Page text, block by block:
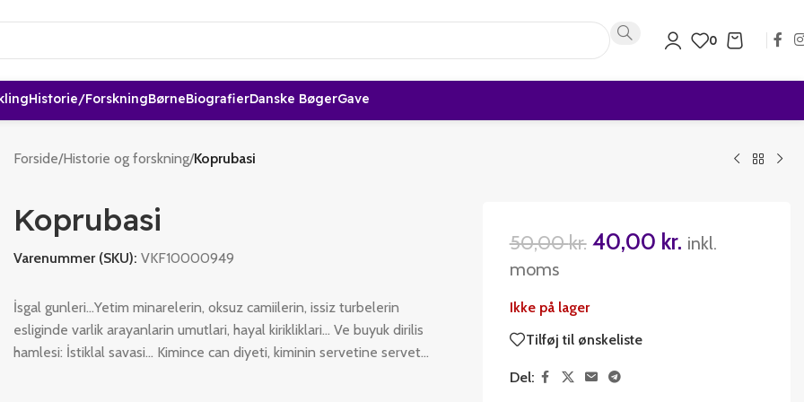
0
Historie/forskningBørneBiografierDanske BøgerGave
Forside/Historie og forskning/Koprubasi
Koprubasi
Varenummer (SKU): VKF10000949
İsgal gunleri…Yetim minarelerin, oksuz camiilerin, issiz turbelerin
esliginde varlik arayanlarin umutlari, hayal kirikliklari… Ve buyuk dirilis
hamlesi: İstiklal savasi… Kimince can diyeti, kiminin servetine servet…
50,00kr. 40,00 kr. inkl.
moms
Ikke på lager
Tilføj til ønskeliste
Del: